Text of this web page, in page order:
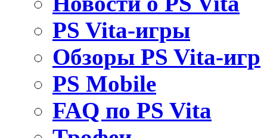
PS Vita-игры
Обзоры PS Vita-игр
PS Mobile
FAQ по PS Vita